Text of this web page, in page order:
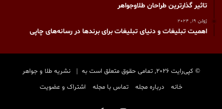
تاثیر گذارترین طراحان طلاوجواهر
ژوئن 19, 2024
اهمیت تبلیغات و دنیای تبلیغات برای برندها در رسانه‌های چاپی
© کپی‌رایت 2026, تمامی حقوق متعلق است به |
نشریه طلا و جواهر
خانه
درباره مجله تماس با مجله اشتراک و عضویت